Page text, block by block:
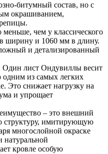
битумный состав, но с
окрашиванием,
чем у классического
ширину и 1060 мм в длину.
и детализированный
лист Ондувиллы весит
одним из самых легких
Это снижает нагрузку на
и упрощает
– это внешний
структуру, имитирующую
многослойной окраске
натуральной
кровле особую